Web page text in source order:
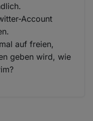
Account
auf freien,
geben wird, wie